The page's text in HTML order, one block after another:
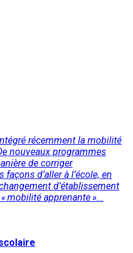
récemment la mobilité
nouveaux programmes
de corriger
d’aller à l’école, en
d’établissement
mobilité apprenante »...